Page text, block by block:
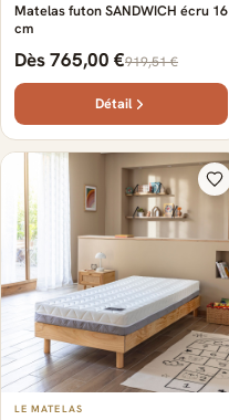
Matelas futon SANDWICH écru 16
cm
Dès 765,00 €919,51 €
Détail
LE MATELAS